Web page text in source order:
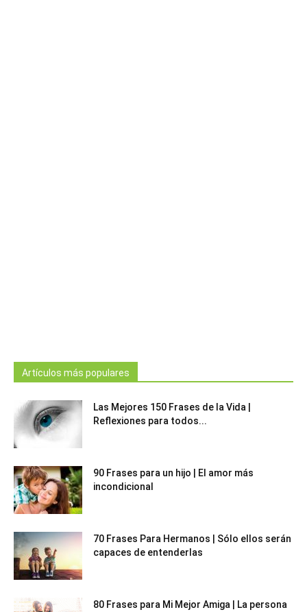
Artículos más populares
Las Mejores 150 Frases de la Vida |
Reflexiones para todos...
90 Frases para un hijo | El amor más
incondicional
70 Frases Para Hermanos | Sólo ellos serán
capaces de entenderlas
80 Frases para Mi Mejor Amiga | La persona